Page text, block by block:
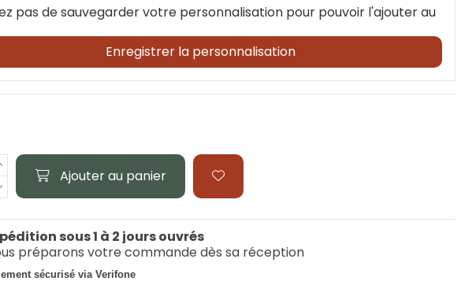
pas de sauvegarder votre personnalisation pour pouvoir l'ajouter au
Enregistrer la personnalisation
Ajouter au panier
sous 1 à 2 jours ouvrés
préparons votre commande dès sa réception
sécurisé via Verifone